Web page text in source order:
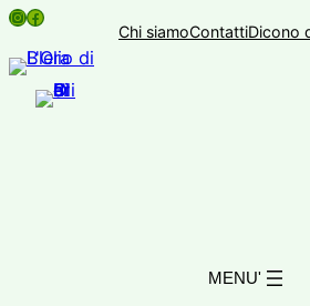
Vai
contenuto
Instagram
Facebook
Chi siamoContattiDicono